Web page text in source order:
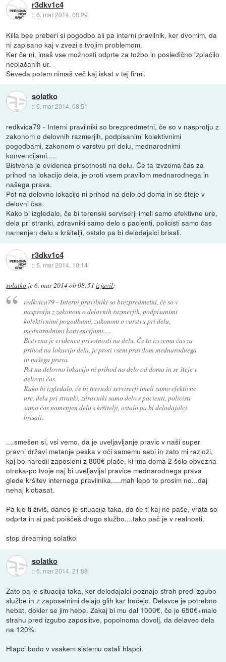
r3dkv1c4
::6. mar 2014, 08:29
Killa bee preberi si pogodbo ali pa interni pravilnik, ker dvomim, da
ni zapisano kaj v zvezi s tvojim problemom.
Ker če ni, imaš vse možnosti odprte za tožbo in posledično izplačilo
neplačanih ur.
Seveda potem nimaš več kaj iskat v tej firmi.
solatko
::6. mar 2014, 08:51
redkvica79 - Interni pravilniki so brezpredmetni, če so v nasprotju z
zakonom o delovnih razmerjih, podpisanimi kolektivnimi
pogodbami, zakonom o varstvu pri delu, mednarodnimi
konvencijami.....
Bistvena je evidenca prisotnosti na delu. Če ta izvzema čas za
prihod na lokacijo dela, je proti vsem pravilom mednarodnega in
našega prava.
Pot na delovno lokacijo ni prihod na delo od doma in se šteje v
delovni čas.
Kako bi izgledalo, če bi terenski serviserji imeli samo efektivne ure,
dela pri stranki, zdravniki samo delo s pacienti, policisti samo čas
namenjen delu s kršitelji, ostalo pa bi delodajalci brisali.
r3dkv1c4
::6. mar 2014, 10:14
solatko je6. mar 2014 ob 08:51 izjavil:
redkvica79 - Interni pravilniki so brezpredmetni, če so v
nasprotju z zakonom o delovnih razmerjih, podpisanimi
kolektivnimi pogodbami, zakonom o varstvu pri delu,
mednarodnimi konvencijami.....
Bistvena je evidenca prisotnosti na delu. Če ta izvzema čas za
prihod na lokacijo dela, je proti vsem pravilom mednarodnega
in našega prava.
Pot na delovno lokacijo ni prihod na delo od doma in se šteje v
delovni čas.
Kako bi izgledalo, če bi terenski serviserji imeli samo efektivne
ure, dela pri stranki, zdravniki samo delo s pacienti, policisti
samo čas namenjen delu s kršitelji, ostalo pa bi delodajalci
brisali.
....smešen si, vsi vemo, da je uveljavljanje pravic v naši super
pravni državi metanje peska v oči samemu sebi in zato mi razloži,
kaj bo naredil zaposleni z 800€ plače, ki ima doma 2 šolo obvezna
otroka-po tvoje naj bi uveljavljal pravice mednarodnega prava
glede kršitev internega pravilnika.....mah lepo te prosim no...daj
nehaj klobasat.
Pa kje ti živiš, danes je situacija taka, da če ti kaj ne paše, vrata so
odprta in si pač poiščeš drugo službo....tako pač je v realnosti.
stop dreaming solatko
solatko
::6. mar 2014, 21:58
Zato pa je situacija taka, ker delodajalci poznajo strah pred izgubo
službe in z zaposelnimi delajo glih kar hočejo. Delavce je potrebno
hebat, dokler se jim hebe. Zakaj bi mu dal 1000€, če je 650€+malo
strahu pred izgubo zaposlitve, popolnoma dovolj, da delavec dela
na 120%.
Hlapci bodo v vsakem sistemu ostali hlapci.